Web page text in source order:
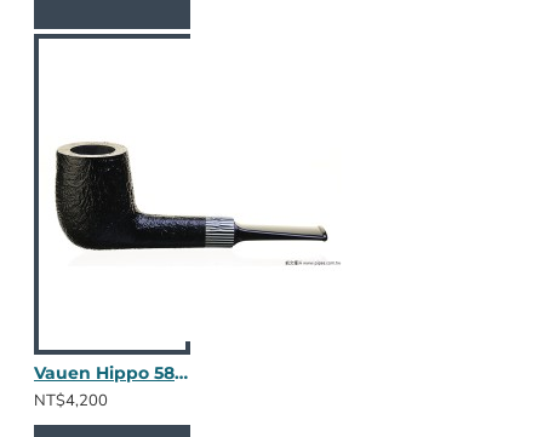
Vauen Hippo 5886
NT$4,200